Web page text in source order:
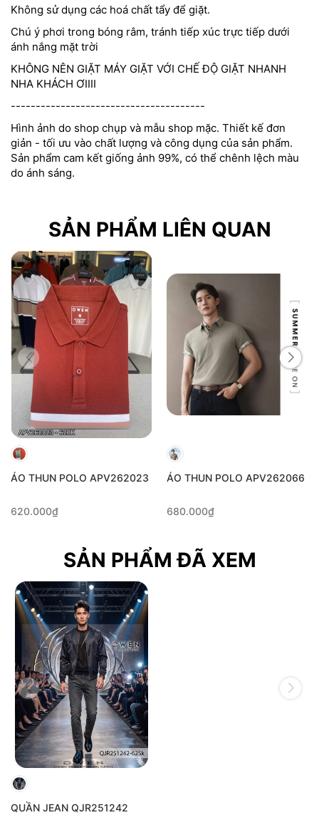
Không sử dụng các hoá chất tẩy để giặt.
Chú ý phơi trong bóng râm, tránh tiếp xúc trực tiếp dưới
ánh nắng mặt trời
KHÔNG NÊN GIẶT MÁY GIẶT VỚI CHẾ ĐỘ GIẶT NHANH
NHA KHÁCH ƠIIII
---------------------------------------
Hình ảnh do shop chụp và mẫu shop mặc. Thiết kế đơn
giản - tối ưu vào chất lượng và công dụng của sản phẩm.
Sản phẩm cam kết giống ảnh 99%, có thể chênh lệch màu
do ánh sáng.
SẢN PHẨM LIÊN QUAN
ÁO THUN POLO APV262023
620.000₫
ÁO THUN POLO APV262066
680.000₫
SẢN PHẨM ĐÃ XEM
QUẦN JEAN QJR251242